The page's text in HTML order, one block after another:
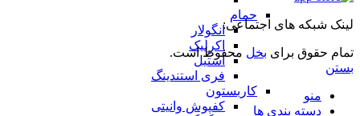
حمام
انگولار
اکرلیک
استیل
فری استندینگ
کاربستون
کفپوش وانیتی
لینک شبکه های اجتماعی:
تمام حقوق برای بخل محفوظ است.
بستن
منو
دسته بندی ها